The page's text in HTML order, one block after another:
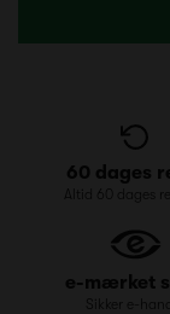
60 dages
Altid 60 dages
e-mærket
Sikker e-